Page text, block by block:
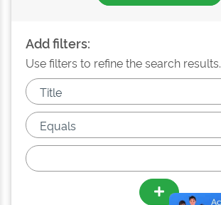
Add filters:
Use filters to refine the search results.